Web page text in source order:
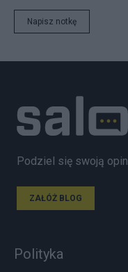
Napisz notkę
Podziel się swoją
ZAŁÓŻ BLOG
Polityka